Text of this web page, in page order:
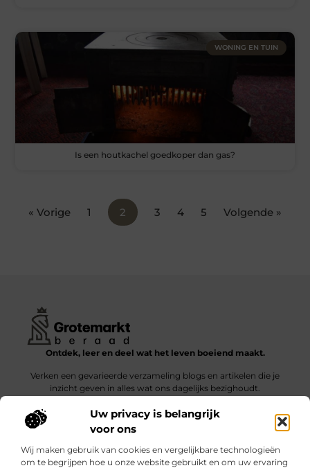
Uw privacy is belangrijk
voor ons
Wij maken gebruik van cookies en vergelijkbare technologieën
om te begrijpen hoe u onze website gebruikt en om uw ervaring
WONING EN TUIN
Is een houtkachel goedkoper dan gas?
« Vorige 1 2 3 4 5 Volgende »
Ontdek, leer en deel wat het leven boeiend maakt.
Verken een gevarieerde verzameling blogs en artikelen die je
inzicht geven in alles wat ons dagelijks bezighoudt.
Bericht categorie